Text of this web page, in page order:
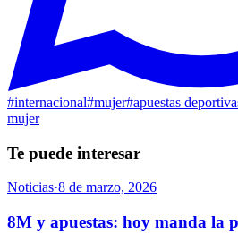
#internacional#mujer#apuestas
mujer
Te puede interesar
Noticias·8 de marzo, 2026
8M y apuestas: hoy manda la